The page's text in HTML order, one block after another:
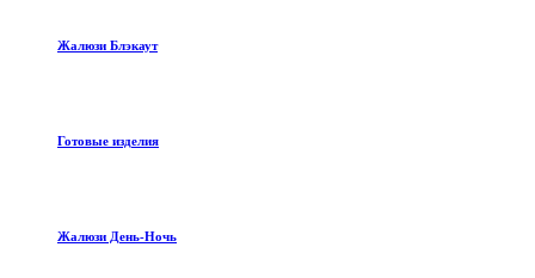
Жалюзи Блэкаут
Готовые изделия
Жалюзи День-Ночь